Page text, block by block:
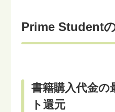
Prime Student
書籍購入代金の
ト還元